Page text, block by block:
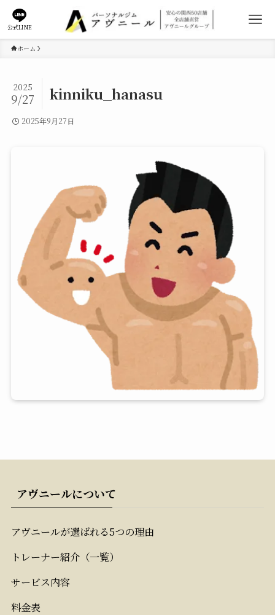
公式LINE
ホーム
kinniku_hanasu
2025
9/27
2025年9月27日
アヴニールについて
アヴニールが選ばれる5つの理由
トレーナー紹介（一覧）
サービス内容
料金表